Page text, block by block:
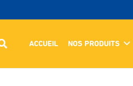
ACCUEIL NOS PRODUITS